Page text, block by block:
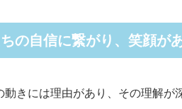
の自信に繋がり、笑顔が
動きには理由があり、その理解